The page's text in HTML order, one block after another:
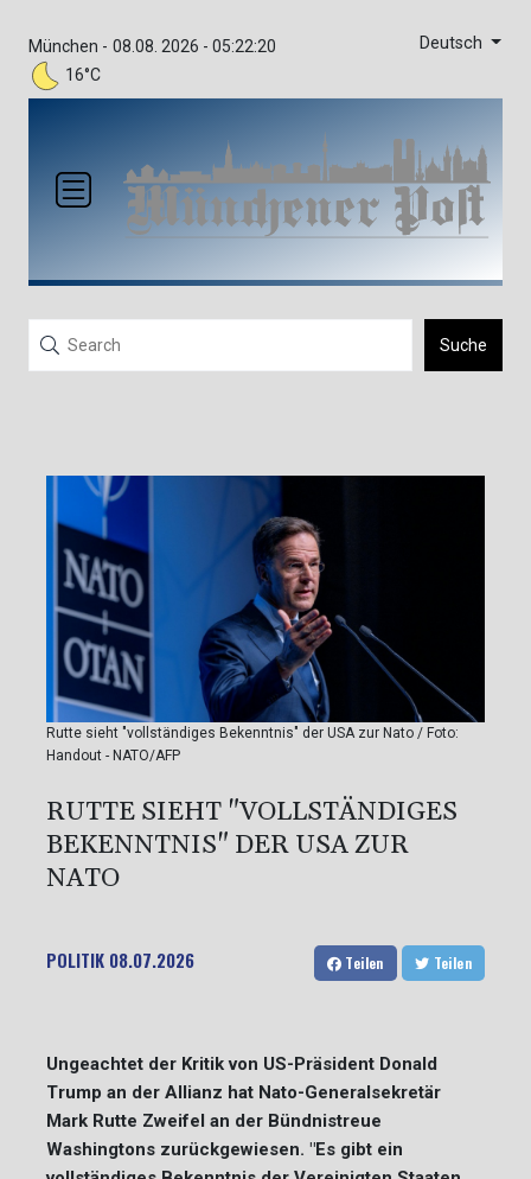
München -
16°C
08.08. 2026 - 05:22:20 Deutsch
Suche
Rutte sieht "vollständiges Bekenntnis" der USA zur Nato / Foto:
Handout - NATO/AFP
RUTTE SIEHT "VOLLSTÄNDIGES
BEKENNTNIS" DER USA ZUR
NATO
POLITIK 08.07.2026 Teilen Teilen
Ungeachtet der Kritik von US-Präsident Donald
Trump an der Allianz hat Nato-Generalsekretär
Mark Rutte Zweifel an der Bündnistreue
Washingtons zurückgewiesen. "Es gibt ein